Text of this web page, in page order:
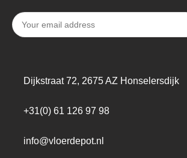
Dijkstraat 72, 2675 AZ Honselersdijk
+31(0) 61 126 97 98
info@vloerdepot.nl